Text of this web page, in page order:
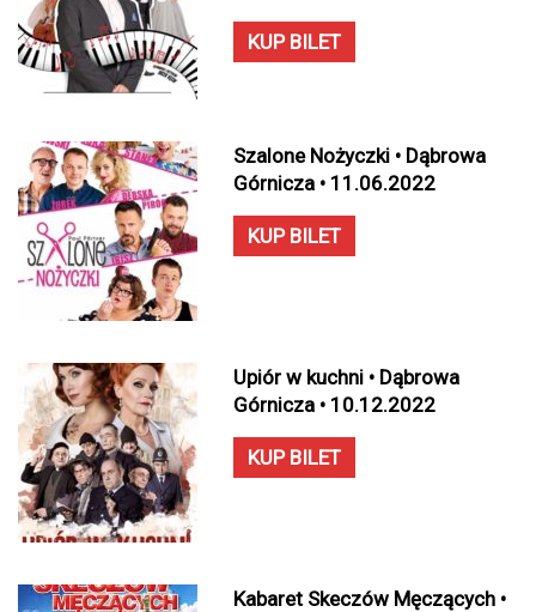
KUP BILET
Szalone Nożyczki • Dąbrowa
Górnicza • 11.06.2022
KUP BILET
Upiór w kuchni • Dąbrowa
Górnicza • 10.12.2022
KUP BILET
Kabaret Skeczów Męczących •